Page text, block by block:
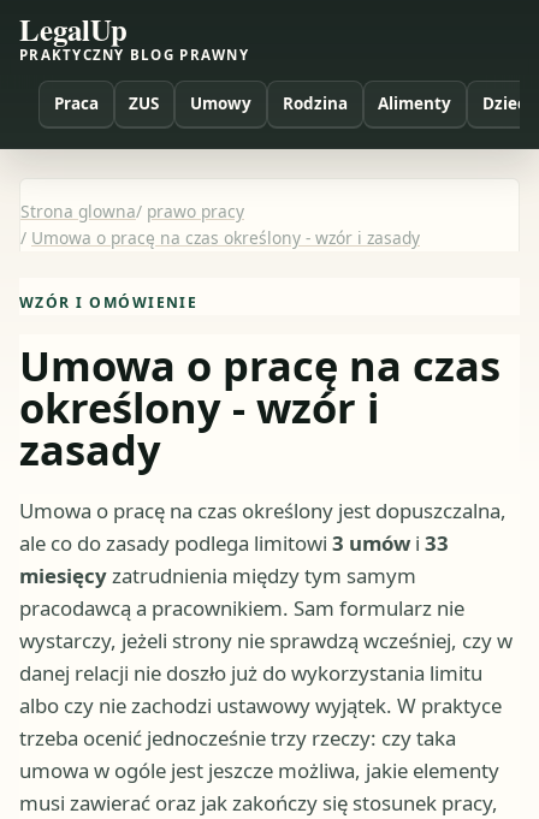
LegalUp
PRAKTYCZNY BLOG PRAWNY
Praca ZUS Umowy Rodzina Alimenty Dzieci
Strona glowna/ prawo pracy
/ Umowa o pracę na czas określony - wzór i zasady
WZÓR I OMÓWIENIE
Umowa o pracę na czas
określony - wzór i
zasady
Umowa o pracę na czas określony jest dopuszczalna,
ale co do zasady podlega limitowi 3 umów i 33
miesięcyzatrudnienia między tym samym
pracodawcą a pracownikiem. Sam formularz nie
wystarczy, jeżeli strony nie sprawdzą wcześniej, czy w
danej relacji nie doszło już do wykorzystania limitu
albo czy nie zachodzi ustawowy wyjątek. W praktyce
trzeba ocenić jednocześnie trzy rzeczy: czy taka
umowa w ogóle jest jeszcze możliwa, jakie elementy
musi zawierać oraz jak zakończy się stosunek pracy,